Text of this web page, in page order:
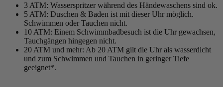
3 ATM: Wasserspritzer während des Händewaschens sind ok.
5 ATM: Duschen & Baden ist mit dieser Uhr möglich.
Schwimmen oder Tauchen nicht.
10 ATM: Einem Schwimmbadbesuch ist die Uhr gewachsen,
Tauchgängen hingegen nicht.
20 ATM und mehr: Ab 20 ATM gilt die Uhr als wasserdicht
und zum Schwimmen und Tauchen in geringer Tiefe
geeignet*.